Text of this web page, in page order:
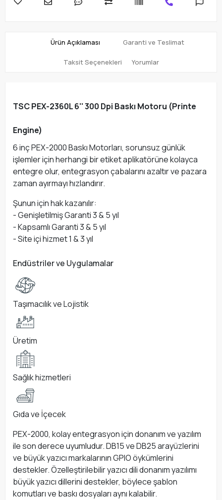
Ürün Açıklaması Garanti ve Teslimat
Taksit Seçenekleri Yorumlar
TSC PEX-2360L 6'' 300 Dpi Baskı Motoru (Printe
Engine)
6 inç PEX-2000 Baskı Motorları, sorunsuz günlük
işlemler için herhangi bir etiket aplikatörüne kolayca
entegre olur, entegrasyon çabalarını azaltır ve pazara
zaman ayırmayı hızlandırır.
Şunun için hak kazanılır:
- Genişletilmiş Garanti 3 & 5 yıl
- Kapsamlı Garanti 3 & 5 yıl
- Site içi hizmet 1 & 3 yıl
Endüstriler ve Uygulamalar
Taşımacılık ve Lojistik
Üretim
Sağlık hizmetleri
Gıda ve İçecek
PEX-2000, kolay entegrasyon için donanım ve yazılım
ile son derece uyumludur. DB15 ve DB25 arayüzlerini
ve büyük yazıcı markalarının GPIO öykümlerini
destekler. Özelleştirilebilir yazıcı dili donanım yazılımı
büyük yazıcı dillerini destekler, böylece şablon
komutları ve baskı dosyaları aynı kalabilir.